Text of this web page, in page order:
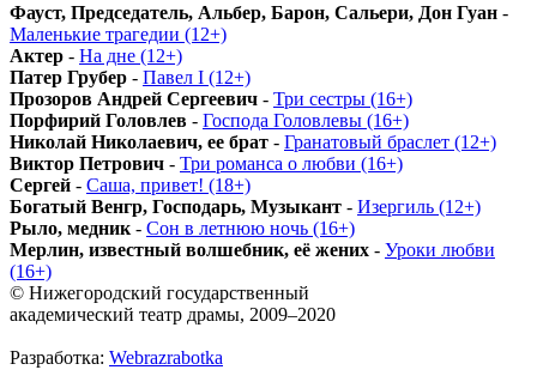
Фауст, Председатель, Альбер, Барон, Сальери, Дон Гуан -
Маленькие трагедии (12+)
Актер - На дне (12+)
Патер Грубер - Павел I (12+)
Прозоров Андрей Сергеевич - Три сестры (16+)
Порфирий Головлев - Господа Головлевы (16+)
Николай Николаевич, ее брат - Гранатовый браслет (12+)
Виктор Петрович - Три романса о любви (16+)
Сергей - Саша, привет! (18+)
Богатый Венгр, Господарь, Музыкант - Изергиль (12+)
Рыло, медник - Сон в летнюю ночь (16+)
Мерлин, известный волшебник, её жених - Уроки любви
(16+)
© Нижегородский государственный
академический театр драмы, 2009–2020
Разработка: Webrazrabotka